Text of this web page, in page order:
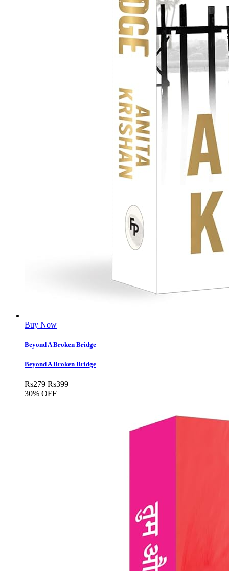
Buy Now
Beyond A Broken Bridge
Beyond A Broken Bridge
Rs279 Rs399
30% OFF